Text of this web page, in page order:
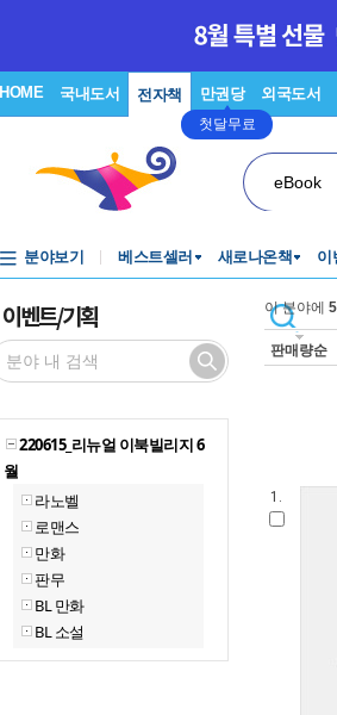
HOME 국내도서 전자책 만권당
첫달무료
외국도서
eBook
분야보기 베스트셀러 새로나온책 이
이벤트/기획
220615_리뉴얼 이북빌리지 6
월
라노벨
로맨스
만화
판무
BL 만화
BL 소설
이 분야에
판매량순
1.